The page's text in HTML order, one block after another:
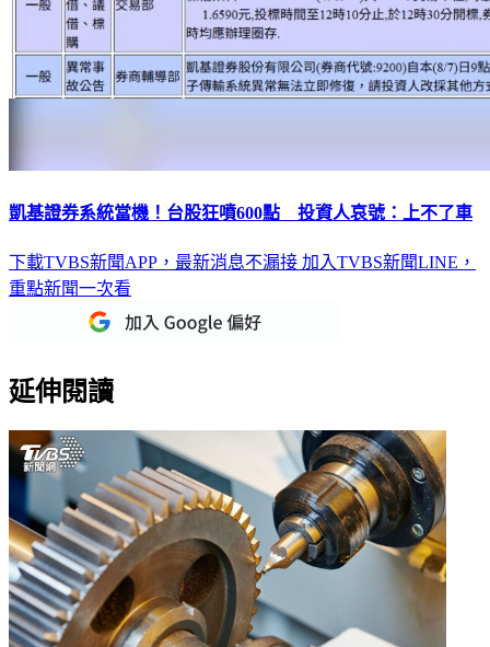
凱基證券系統當機！台股狂噴600點 投資人哀號：上不了車
下載TVBS新聞APP，最新消息不漏接 加入TVBS新聞LINE，
重點新聞一次看
延伸閱讀